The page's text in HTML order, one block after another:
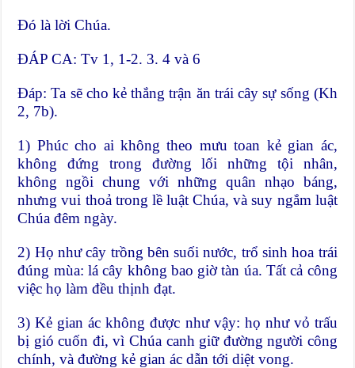
Ðó là lời Chúa.
ĐÁP CA: Tv 1, 1-2. 3. 4 và 6
Ðáp: Ta sẽ cho kẻ thắng trận ăn trái cây sự sống (Kh
2, 7b).
1) Phúc cho ai không theo mưu toan kẻ gian ác,
không đứng trong đường lối những tội nhân,
không ngồi chung với những quân nhạo báng,
nhưng vui thoả trong lề luật Chúa, và suy ngắm luật
Chúa đêm ngày.
2) Họ như cây trồng bên suối nước, trổ sinh hoa trái
đúng mùa: lá cây không bao giờ tàn úa. Tất cả công
việc họ làm đều thịnh đạt.
3) Kẻ gian ác không được như vậy: họ như vỏ trấu
bị gió cuốn đi, vì Chúa canh giữ đường người công
chính, và đường kẻ gian ác dẫn tới diệt vong.